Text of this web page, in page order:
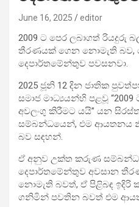
June 16, 2025 editor
2009 ට පෙර ලබාගත් රියදුරු
තීරණයක් ගෙන නොමැති බව,
දෙපාර්තමේන්තුව පවසනවා.
2025 ජූනි 12 දින ජාතික
සමාජ මාධ්‍යයන්හි පළවූ
අවලංගු කිරීමට යයි” යන
සම්බන්ධයෙන්, එම ආයතනය
බව සඳහන්.
ඒ අනුව උක්ත කරුණ
දෙපාර්තමේන්තුව අවසාන
නොමැති බවත්, ඒ පිළිබඳ ඉදිරි
ගනිමින් පවතින බවත් එම